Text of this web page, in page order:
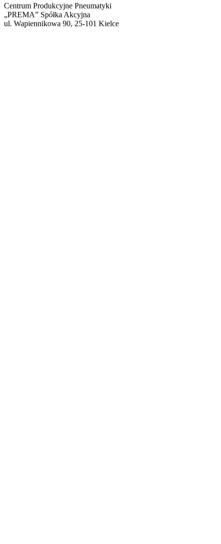
Centrum Produkcyjne Pneumatyki
„PREMA” Spółka Akcyjna
ul. Wapiennikowa 90, 25-101 Kielce